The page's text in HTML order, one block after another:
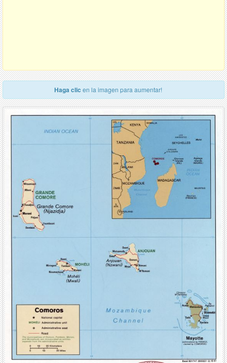
Haga clic en la imagen para aumentar!